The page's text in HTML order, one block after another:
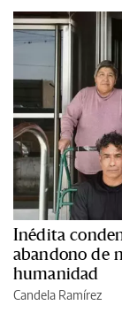
Inédita
abandono de
humanidad
Candela Ramírez